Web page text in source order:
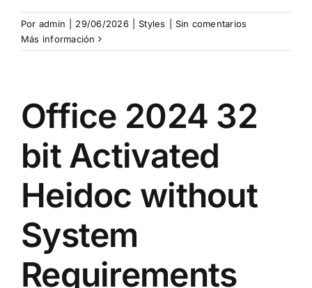
Por admin 29/06/2026 Styles
Sin comentarios
Más información
Office 2024 32
bit Activated
Heidoc without
System
Requirements